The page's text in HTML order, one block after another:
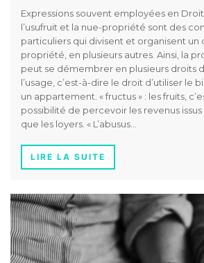
Expressions souvent employées en Droit
l’usufruit et la nue-propriété sont des
particuliers qui divisent et organisent un
propriété, en plusieurs autres. Ainsi, la
peut se démembrer en plusieurs droits
l’usage, c’est-à-dire le droit d’utiliser le
un appartement. « fructus » : les fruits,
possibilité de percevoir les revenus
que les loyers. « L’abusus…
LIRE LA SUITE